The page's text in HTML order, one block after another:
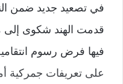
في تصعيد جديد ضمن
قدمت الهند شكوى إلى
فيها فرض رسوم